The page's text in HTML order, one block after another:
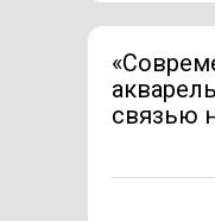
связью